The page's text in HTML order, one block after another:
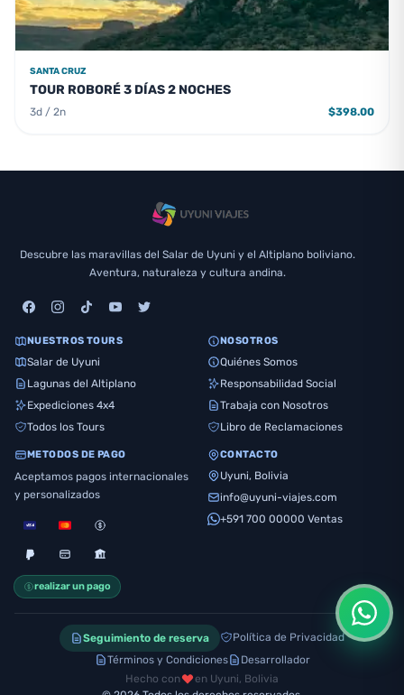
SANTA CRUZ
TOUR ROBORÉ 3 DÍAS 2 NOCHES
3d / 2n $398.00
Descubre las maravillas del Salar de Uyuni y el Altiplano boliviano.
Aventura, naturaleza y cultura andina.
NUESTROS TOURS
Salar de Uyuni
Lagunas del Altiplano
Expediciones 4x4
Todos los Tours
NOSOTROS
Quiénes Somos
Responsabilidad Social
Trabaja con Nosotros
Libro de Reclamaciones
METODOS DE PAGO
Aceptamos pagos internacionales
y personalizados
realizar un pago
CONTACTO
Uyuni, Bolivia
info@uyuni-viajes.com
+591 700 00000 Ventas
Seguimiento de reserva
Política de Privacidad
Términos y Condiciones
Desarrollador
Hecho con
en Uyuni, Bolivia